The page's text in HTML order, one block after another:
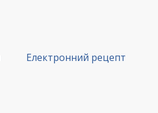
Електронний рецепт